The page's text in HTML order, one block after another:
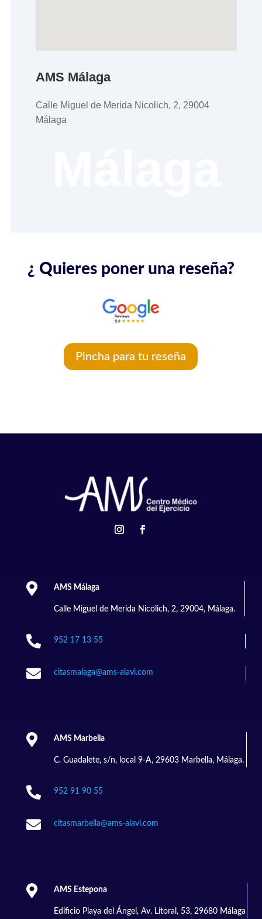
AMS Málaga
Calle Miguel de Merida Nicolich, 2, 29004
Málaga
¿ Quieres poner una reseña?
Pincha para tu reseña
 AMS Málaga
Calle Miguel de Merida Nicolich, 2, 29004, Málaga.
 952 17 13 55
 citasmalaga@ams-alavi.com
 AMS Marbella
C. Guadalete, s/n, local 9-A, 29603 Marbella, Málaga.
 952 91 90 55
 citasmarbella@ams-alavi.com
 AMS Estepona
Edificio Playa del Ángel, Av. Litoral, 53, 29680 Málaga